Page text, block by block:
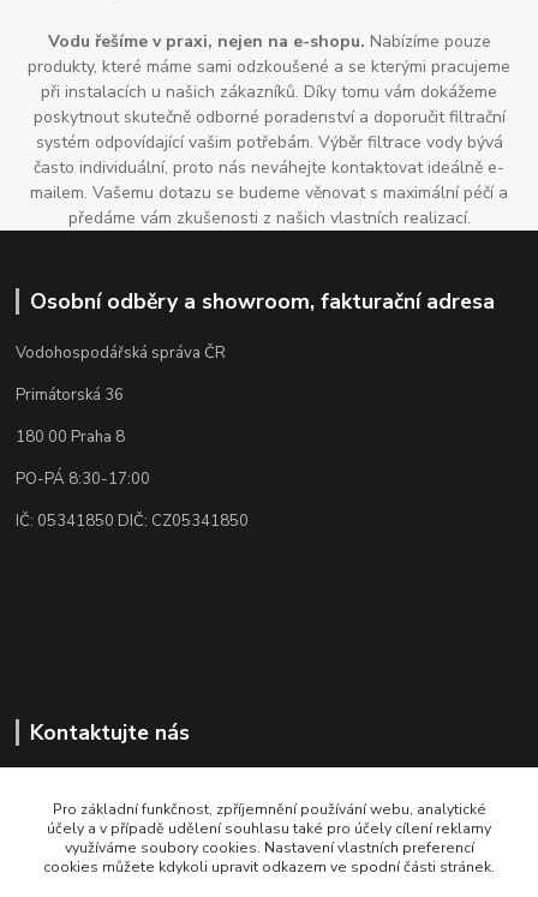
Vodu řešíme v praxi, nejen na e-shopu. Nabízíme pouze
produkty, které máme sami odzkoušené a se kterými pracujeme
při instalacích u našich zákazníků. Díky tomu vám dokážeme
poskytnout skutečně odborné poradenství a doporučit filtrační
systém odpovídající vašim potřebám. Výběr filtrace vody bývá
často individuální, proto nás neváhejte kontaktovat ideálně e-
mailem. Vašemu dotazu se budeme věnovat s maximální péčí a
předáme vám zkušenosti z našich vlastních realizací.
Osobní odběry a showroom, fakturační adresa
Vodohospodářská správa ČR
Primátorská 36
180 00 Praha 8
PO-PÁ 8:30-17:00
IČ: 05341850 DIČ: CZ05341850
Kontaktujte nás
+420 773 87 34 34
PO-PÁ 8:30-17:00
Pro základní funkčnost, zpříjemnění používání webu, analytické
účely a v případě udělení souhlasu také pro účely cílení reklamy
využíváme soubory cookies. Nastavení vlastních preferencí
cookies můžete kdykoli upravit odkazem ve spodní části stránek.